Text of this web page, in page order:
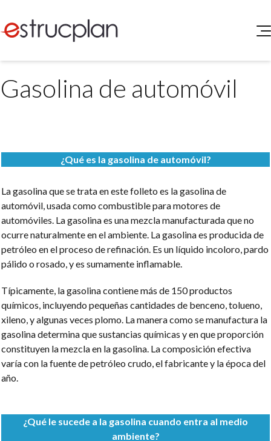
SERVICIOS
Legislación
Buscador de Legislación
Matriz Premium
Matriz Profesional
Gasolina de automóvil
¿Qué es la gasolina de automóvil?
La gasolina que se trata en este folleto es la gasolina de
automóvil, usada como combustible para motores de
automóviles. La gasolina es una mezcla manufacturada que no
ocurre naturalmente en el ambiente. La gasolina es producida de
petróleo en el proceso de refinación. Es un líquido incoloro, pardo
pálido o rosado, y es sumamente inflamable.
Típicamente, la gasolina contiene más de 150 productos
químicos, incluyendo pequeñas cantidades de benceno, tolueno,
xileno, y algunas veces plomo. La manera como se manufactura la
gasolina determina que sustancias químicas y en que proporción
constituyen la mezcla en la gasolina. La composición efectiva
varía con la fuente de petróleo crudo, el fabricante y la época del
año.
¿Qué le sucede a la gasolina cuando entra al medio
ambiente?